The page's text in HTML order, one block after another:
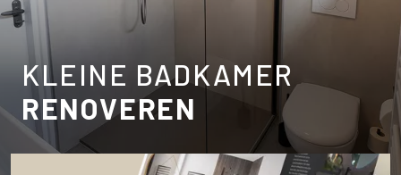
KLEINE BADKAMER
RENOVEREN